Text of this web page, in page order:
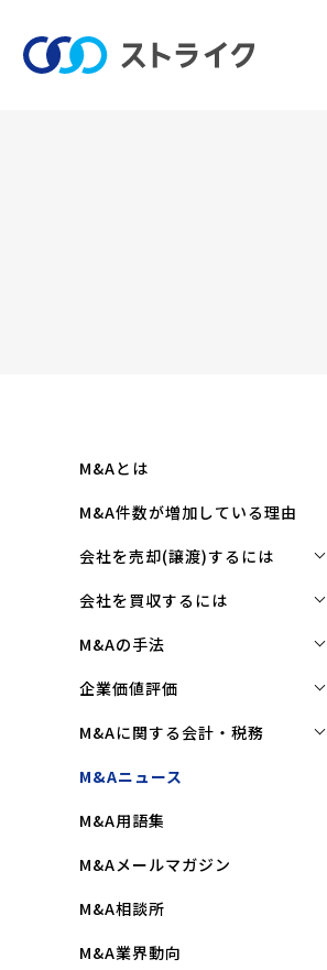
M&Aとは
M&A件数が増加している理由
会社を売却(譲渡)するには
会社を売却(譲渡)するには
M&Aで売れる会社の条件とは
M&Aで買い手はここを見る
会社を買収するには
会社を買収するには
企業買収を成功させるポイント
買収監査(デューディリジェン
ス)とは
クロージングと引継ぎ
企業買収の流れと手順
M&Aの手法
株式譲渡
第三者割当増資
資本業務提携
企業価値評価
企業価値評価(バリュエーショ
企業評価と売買価格の違い
中小企業M&Aにおける企業価値
ン)の算定方法
純資産法(コストアプローチ)
M&Aに関する会計・税務
株式譲渡にかかる税金(個人・
事業譲渡にかかる税金(個人・
法人)
M&Aにおける節税(役職退職金
スキーム)
赤字・債務超過会社の買収制限
M&Aニュース
M&A用語集
M&Aメールマガジン
M&A相談所
M&A業界動向